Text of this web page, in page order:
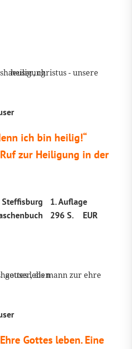
ich bin heilig!“
zur Heiligung in der
Steffisburg 1. Auflage
296 S. EUR
Gottes leben. Eine